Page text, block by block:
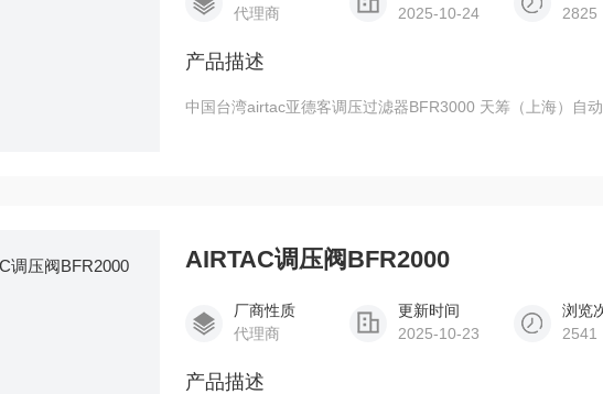
代理商
2025-10-24
2825
产品描述
中国台湾airtac亚德客调压过滤器BFR3000 天筹（上海）自
AIRTAC调压阀BFR2000
厂商性质
代理商
更新时间
2025-10-23
浏览
2541
产品描述